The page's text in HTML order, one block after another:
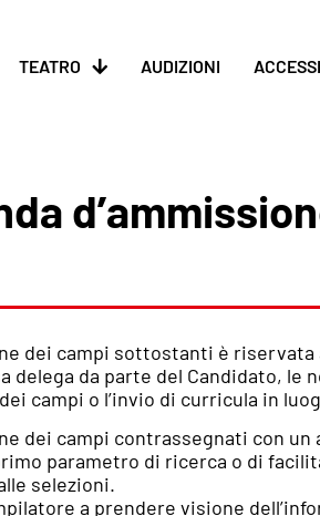
TEATRO AUDIZIONI
dei campi sottostanti è
delega da parte del Candidato,
campi o l’invio di curricula in
dei campi contrassegnati con
parametro di ricerca o di
selezioni.
a prendere visione